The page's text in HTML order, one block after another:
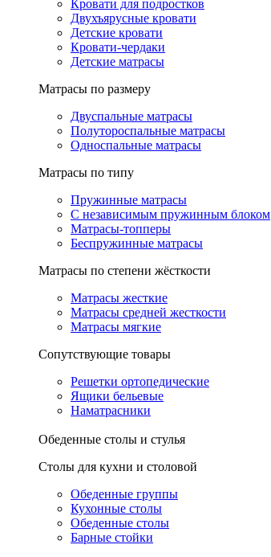
Кровати для подростков
Двухъярусные кровати
Детские кровати
Кровати-чердаки
Детские матрасы
Матрасы по размеру
Двуспальные матрасы
Полутороспальные матрасы
Односпальные матрасы
Матрасы по типу
Пружинные матрасы
С независимым пружинным блоком
Матрасы-топперы
Беспружинные матрасы
Матрасы по степени жёсткости
Матрасы жесткие
Матрасы средней жесткости
Матрасы мягкие
Сопутствующие товары
Решетки ортопедические
Ящики бельевые
Наматрасники
Обеденные столы и стулья
Столы для кухни и столовой
Обеденные группы
Кухонные столы
Обеденные столы
Барные стойки